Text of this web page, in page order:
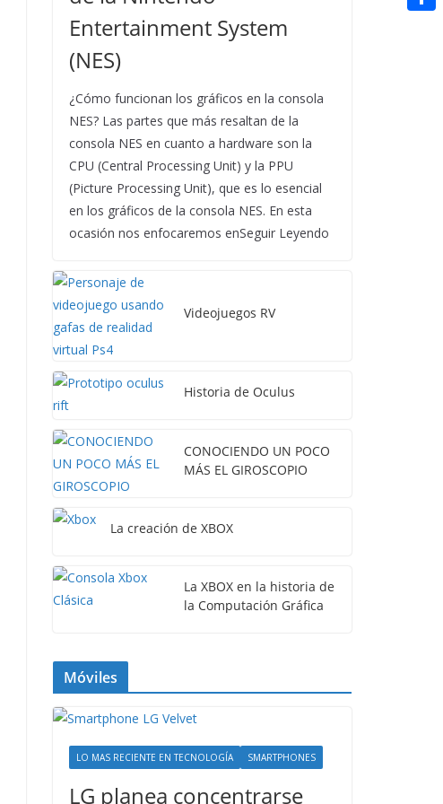
Entertainment System
(NES)
¿Cómo funcionan los gráficos en la consola
NES? Las partes que más resaltan de la
consola NES en cuanto a hardware son la
CPU (Central Processing Unit) y la PPU
(Picture Processing Unit), que es lo esencial
en los gráficos de la consola NES. En esta
ocasión nos enfocaremos enSeguir Leyendo
Videojuegos RV
Historia de Oculus
CONOCIENDO UN POCO
MÁS EL GIROSCOPIO
La creación de XBOX
La XBOX en la historia de
la Computación Gráfica
Móviles
LO MAS RECIENTE EN TECNOLOGÍA SMARTPHONES
LG planea concentrarse
n
a